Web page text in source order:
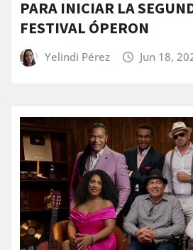
PARA INICIAR LA
FESTIVAL ÓPERON
Yelindi Pérez Jun 18,